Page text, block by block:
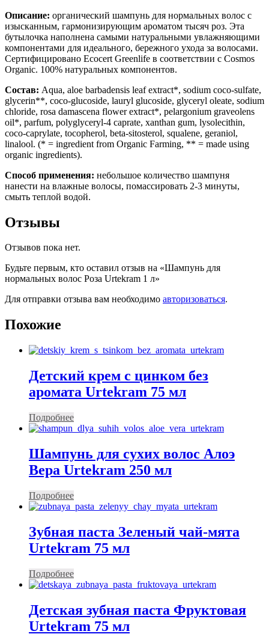
Описание: органический шампунь для нормальных волос с
изысканным, гармонизирующим ароматом тысяч роз. Эта
бутылочка наполнена самыми натуральными увлажняющими
компонентами для идеального, бережного ухода за волосами.
Сертифицировано Ecocert Greenlife в соответствии с Cosmos
Organic. 100% натуральных компонентов.
Состав: Aqua, aloe barbadensis leaf extract*, sodium coco-sulfate,
glycerin**, coco-glucoside, lauryl glucoside, glyceryl oleate, sodium
chloride, rosa damascena flower extract*, pelargonium graveolens
oil*, parfum, polyglyceryl-4 caprate, xanthan gum, lysolecithin,
coco-caprylate, tocopherol, beta-sitosterol, squalene, geraniol,
linalool. (* = ingredient from Organic Farming, ** = made using
organic ingredients).
Способ применения: небольшое количество шампуня
нанести на влажные волосы, помассировать 2-3 минуты,
смыть теплой водой.
Отзывы
Отзывов пока нет.
Будьте первым, кто оставил отзыв на «Шампунь для
нормальных волос Роза Urtekram 1 л»
Для отправки отзыва вам необходимо авторизоваться.
Похожие
Детский крем с цинком без
аромата Urtekram 75 мл
Подробнее
Шампунь для сухих волос Алоэ
Вера Urtekram 250 мл
Подробнее
Зубная паста Зеленый чай-мята
Urtekram 75 мл
Подробнее
Детская зубная паста Фруктовая
Urtekram 75 мл